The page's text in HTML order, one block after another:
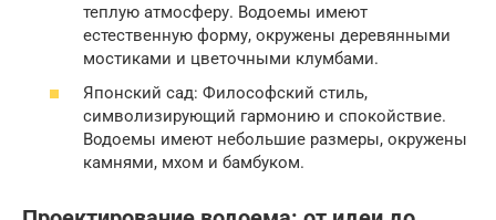
теплую атмосферу. Водоемы имеют
естественную форму, окружены деревянными
мостиками и цветочными клумбами.
Японский сад: Философский стиль,
символизирующий гармонию и спокойствие.
Водоемы имеют небольшие размеры, окружены
камнями, мхом и бамбуком.